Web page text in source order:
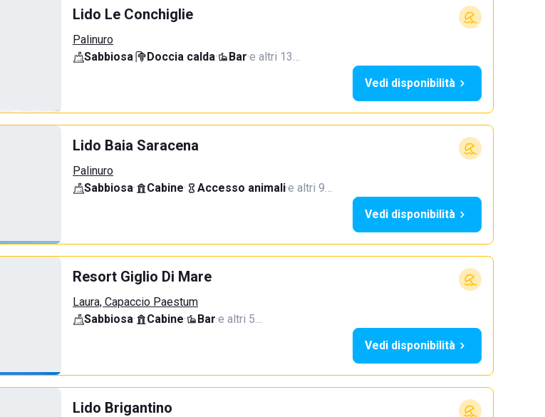
Lido Le Conchiglie
Palinuro
Sabbiosa· Doccia calda· Bar·e altri 13…
Vedi disponibilità
Lido Baia Saracena
Palinuro
Sabbiosa· Cabine· Accesso animali·e altri 9…
Vedi disponibilità
Resort Giglio Di Mare
Laura, Capaccio Paestum
Sabbiosa· Cabine· Bar·e altri 5…
Vedi disponibilità
Lido Brigantino